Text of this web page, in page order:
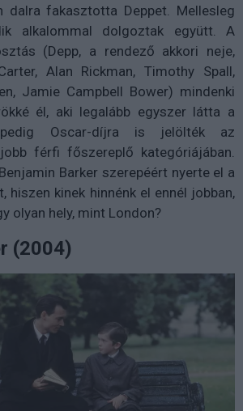
dalra fakasztotta Deppet. Mellesleg
alkalommal dolgoztak együtt. A
(Depp, a rendező akkori neje,
Alan Rickman, Timothy Spall,
Jamie Campbell Bower) mindenki
él, aki legalább egyszer látta a
Oscar-díjra is jelölték az
férfi főszereplő kategóriájában.
Barker szerepéért nyerte el a
hiszen kinek hinnénk el ennél jobban,
olyan hely, mint London?
(2004)